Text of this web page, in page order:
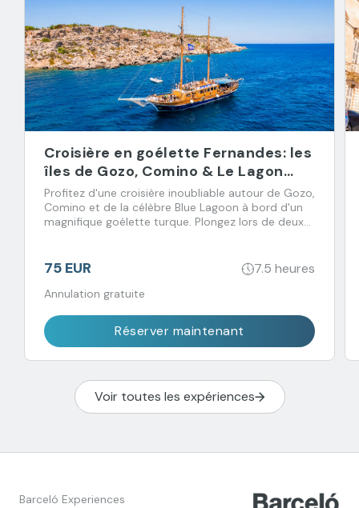
Croisière en goélette Fernandes: les
îles de Gozo, Comino & Le Lagon
Bleu
Profitez d'une croisière inoubliable autour de Gozo,
Comino et de la célèbre Blue Lagoon à bord d'un
magnifique goélette turque. Plongez lors de deux
75 EUR 7.5 heures
Annulation gratuite
Réserver maintenant
Voir toutes les expériences
Barceló Experiences